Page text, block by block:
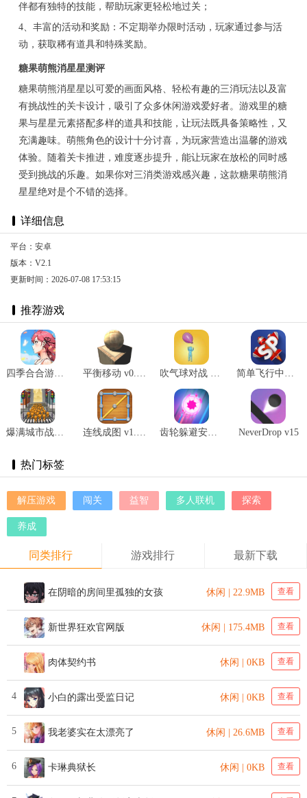
伴都有独特的技能，帮助玩家更轻松地过关；
4、丰富的活动和奖励：不定期举办限时活动，玩家通过参与活
动，获取稀有道具和特殊奖励。
糖果萌熊消星星测评
糖果萌熊消星星以可爱的画面风格、轻松有趣的三消玩法以及富
有挑战性的关卡设计，吸引了众多休闲游戏爱好者。游戏里的糖
果与星星元素搭配多样的道具和技能，让玩法既具备策略性，又
充满趣味。萌熊角色的设计十分讨喜，为玩家营造出温馨的游戏
体验。随着关卡推进，难度逐步提升，能让玩家在放松的同时感
受到挑战的乐趣。如果你对三消类游戏感兴趣，这款糖果萌熊消
星星绝对是个不错的选择。
详细信息
平台：安卓
版本：V2.1
更新时间：2026-07-08 17:53:15
推荐游戏
四季合合游戏最新版 v1.1.3
爆满城市战争 v1.1 齿轮躲避安卓版 v1.3.2 NeverDrop v15
热门标签
解压游戏 闯关 益智 多人联机 探索
养成
同类排行 游戏排行 最新下载
在阴暗的房间里孤独的女孩 休闲 | 22.9MB 查看
新世界狂欢官网版 休闲 | 175.4MB 查看
肉体契约书 休闲 | 0KB 查看
4 小白的露出受监日记 休闲 | 0KB 查看
5 我老婆实在太漂亮了 休闲 | 26.6MB 查看
6 卡琳典狱长 休闲 | 0KB 查看